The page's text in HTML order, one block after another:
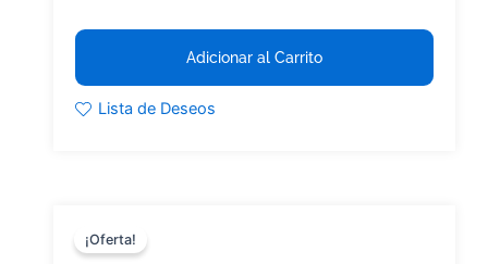
Adicionar al Carrito
Lista de Deseos
¡Oferta!